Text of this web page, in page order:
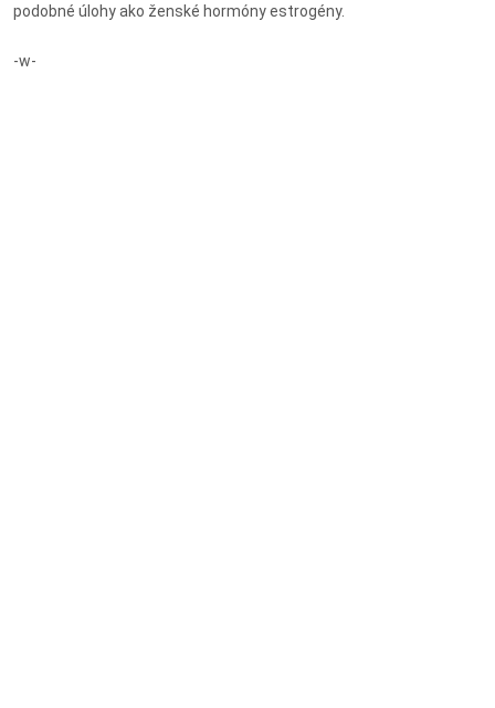
podobné úlohy ako ženské hormóny estrogény.
-w-